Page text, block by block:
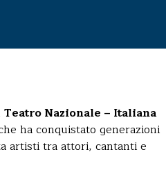
Teatro Nazionale – Italiana
ha conquistato generazioni
artisti tra attori, cantanti e